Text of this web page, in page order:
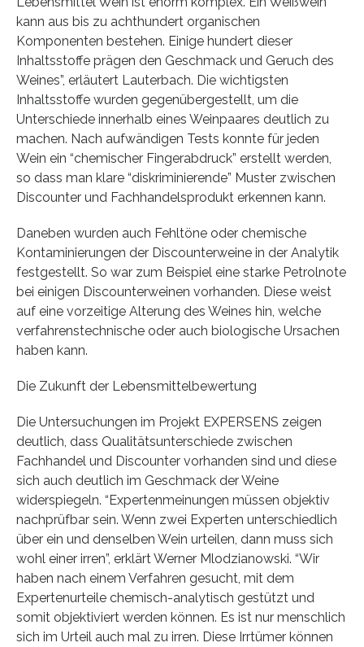
kann aus bis zu achthundert organischen
Komponenten bestehen. Einige hundert dieser
Inhaltsstoffe prägen den Geschmack und Geruch des
Weines”, erläutert Lauterbach. Die wichtigsten
Inhaltsstoffe wurden gegenübergestellt, um die
Unterschiede innerhalb eines Weinpaares deutlich zu
machen. Nach aufwändigen Tests konnte für jeden
Wein ein “chemischer Fingerabdruck” erstellt werden,
so dass man klare “diskriminierende” Muster zwischen
Discounter und Fachhandelsprodukt erkennen kann.
Daneben wurden auch Fehltöne oder chemische
Kontaminierungen der Discounterweine in der Analytik
festgestellt. So war zum Beispiel eine starke Petrolnote
bei einigen Discounterweinen vorhanden. Diese weist
auf eine vorzeitige Alterung des Weines hin, welche
verfahrenstechnische oder auch biologische Ursachen
haben kann.
Die Zukunft der Lebensmittelbewertung
Die Untersuchungen im Projekt EXPERSENS zeigen
deutlich, dass Qualitätsunterschiede zwischen
Fachhandel und Discounter vorhanden sind und diese
sich auch deutlich im Geschmack der Weine
widerspiegeln. “Expertenmeinungen müssen objektiv
nachprüfbar sein. Wenn zwei Experten unterschiedlich
über ein und denselben Wein urteilen, dann muss sich
wohl einer irren”, erklärt Werner Mlodzianowski. “Wir
haben nach einem Verfahren gesucht, mit dem
Expertenurteile chemisch-analytisch gestützt und
somit objektiviert werden können. Es ist nur menschlich
sich im Urteil auch mal zu irren. Diese Irrtümer können